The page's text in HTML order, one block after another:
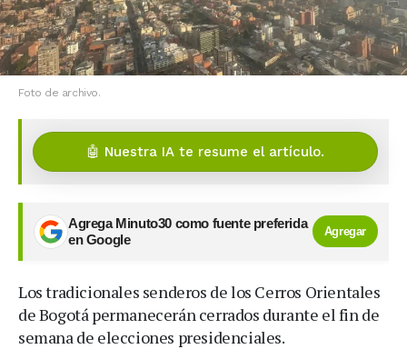
Foto de archivo.
🤖 Nuestra IA te resume el artículo.
Agrega Minuto30 como fuente preferida
en Google
Agregar
Los tradicionales senderos de los Cerros Orientales
de Bogotá permanecerán cerrados durante el fin de
semana de elecciones presidenciales.